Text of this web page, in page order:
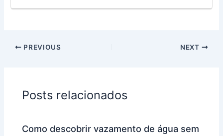
PREVIOUS NEXT
Posts relacionados
Como descobrir vazamento de água sem